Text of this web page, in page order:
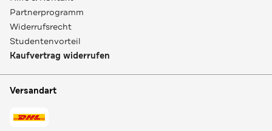
Partnerprogramm
Widerrufsrecht
Studentenvorteil
Kaufvertrag widerrufen
Versandart